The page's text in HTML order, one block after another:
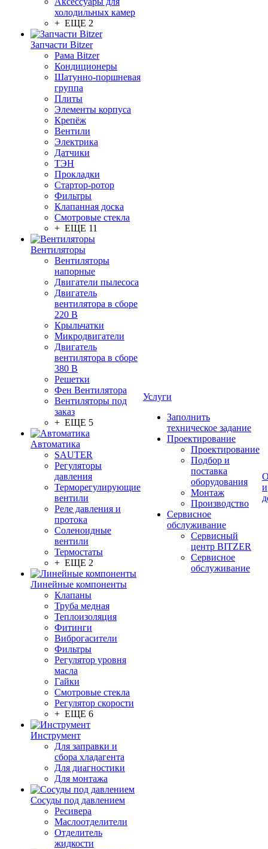
холодильных камер
+ ЕЩЕ 2
Запчасти Bitzer
Рама Bitzer
Кондиционеры
Шатунно-поршневая
группа
Плиты
Элементы корпуса
Крепёж
Вентили
Электрика
Датчики
ТЭН
Прокладки
Стартор-ротор
Фильтры
Клапанная доска
Смотровые стекла
+ ЕЩЕ 11
Вентиляторы
Вентиляторы
напорные
Двигатели пылесоса
Двигатель
вентилятора в сборе
220 В
Крыльчатки
Микродвигатели
Двигатель
вентилятора в сборе
380 В
Решетки
Фен Вентилятора
Вентиляторы под
заказ
+ ЕЩЕ 5
Автоматика
SAUTER
Регуляторы
давления
Терморегулирующие
вентили
Реле давления и
протока
Соленоидные
вентили
Термостаты
+ ЕЩЕ 2
Линейные компоненты
Клапаны
Труба медная
Теплоизоляция
Фитинги
Виброгасители
Фильтры
Регулятор уровня
масла
Гайки
Смотровые стекла
Регулятор скорости
+ ЕЩЕ 6
Инструмент
Для заправки и
сбора хладагента
Для диагностики
Для монтажа
Сосуды под давлением
Ресивера
Маслоотделители
Отделитель
жидкости
Услуги
Заполнить
техническое задание
Проектирование
Проектирование
Подбор и
поставка
оборудования
Монтаж
Производство
Сервисное
обслуживание
Сервисный
центр BITZER
Сервисное
обслуживание
и